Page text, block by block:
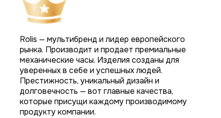
Rolis — мультибренд и лидер европейского
рынка. Производит и продает премиальные
механические часы. Изделия созданы для
уверенных в себе и успешных людей.
Престижность, уникальный дизайн и
долговечность — вот главные качества,
которые присущи каждому производимому
продукту компании.